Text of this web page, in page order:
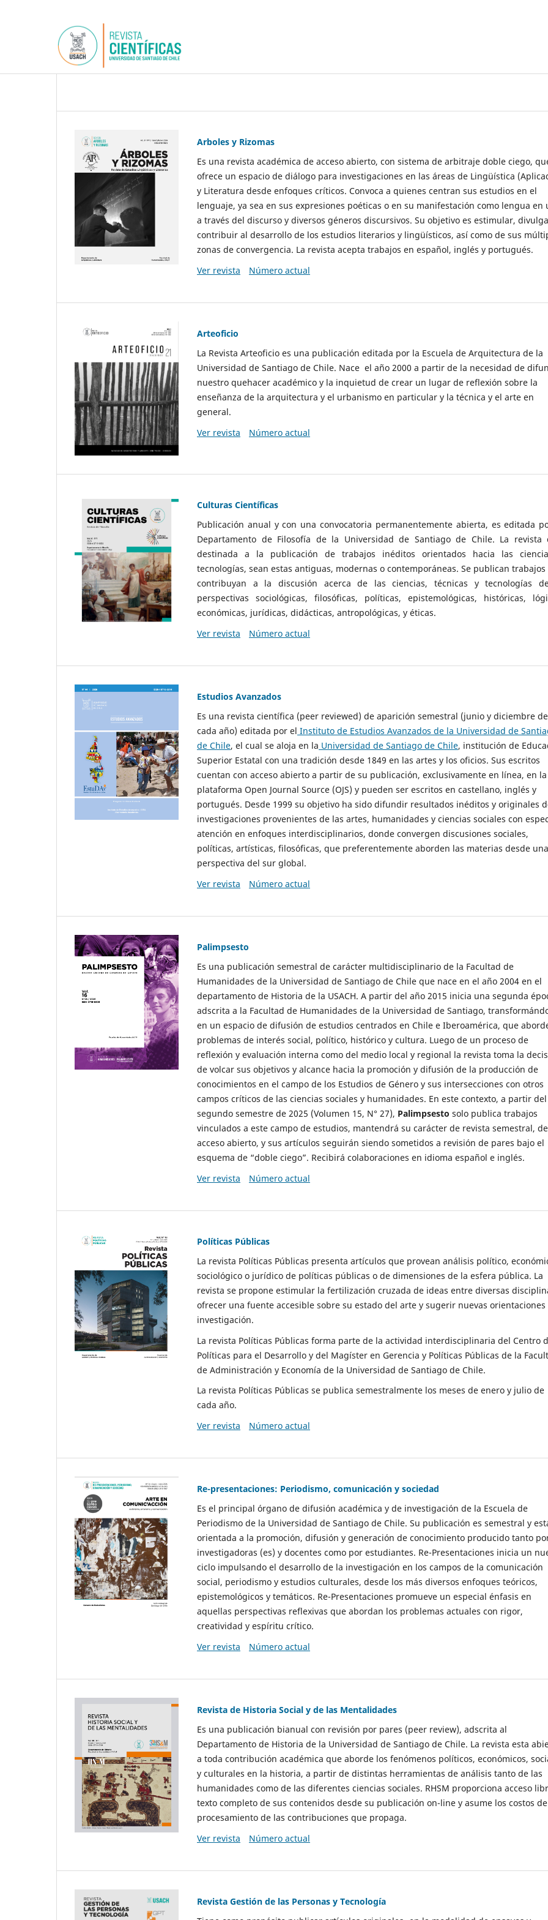
Arboles y Rizomas
Es una revista académica de acceso abierto, con sistema de arbitraje doble ciego,
ofrece un espacio de diálogo para investigaciones en las áreas de Lingüística
y Literatura desde enfoques críticos. Convoca a quienes centran sus estudios en el
lenguaje, ya sea en sus expresiones poéticas o en su manifestación como lengua en
a través del discurso y diversos géneros discursivos. Su objetivo es estimular,
contribuir al desarrollo de los estudios literarios y lingüísticos, así como de sus
zonas de convergencia. La revista acepta trabajos en español, inglés y portugués.
Ver revista
Número actual
Arteoficio
La Revista Arteoficio es una publicación editada por la Escuela de Arquitectura de la
Universidad de Santiago de Chile. Nace el año 2000 a partir de la necesidad de
nuestro quehacer académico y la inquietud de crear un lugar de reflexión sobre la
enseñanza de la arquitectura y el urbanismo en particular y la técnica y el arte en
general.
Ver revista
Número actual
Culturas Científicas
Publicación anual y con una convocatoria permanentemente abierta, es editada
Departamento de Filosofía de la Universidad de Santiago de Chile. La revista
destinada a la publicación de trabajos inéditos orientados hacia las
tecnologías, sean estas antiguas, modernas o contemporáneas. Se publican
contribuyan a la discusión acerca de las ciencias, técnicas y tecnologías
perspectivas sociológicas, filosóficas, políticas, epistemológicas, históricas,
económicas, jurídicas, didácticas, antropológicas, y éticas.
Ver revista
Número actual
Estudios Avanzados
Es una revista científica (peer reviewed) de aparición semestral (junio y diciembre de
cada año) editada por el Instituto de Estudios Avanzados de la Universidad de
de Chile, el cual se aloja en la Universidad de Santiago de Chile, institución de
Superior Estatal con una tradición desde 1849 en las artes y los oficios. Sus escritos
cuentan con acceso abierto a partir de su publicación, exclusivamente en línea, en la
plataforma Open Journal Source (OJS) y pueden ser escritos en castellano, inglés y
portugués. Desde 1999 su objetivo ha sido difundir resultados inéditos y originales
investigaciones provenientes de las artes, humanidades y ciencias sociales con
atención en enfoques interdisciplinarios, donde convergen discusiones sociales,
políticas, artísticas, filosóficas, que preferentemente aborden las materias desde una
perspectiva del sur global.
Ver revista
Número actual
Palimpsesto
Es una publicación semestral de carácter multidisciplinario de la Facultad de
Humanidades de la Universidad de Santiago de Chile que nace en el año 2004 en el
departamento de Historia de la USACH. A partir del año 2015 inicia una segunda
adscrita a la Facultad de Humanidades de la Universidad de Santiago,
en un espacio de difusión de estudios centrados en Chile e Iberoamérica, que
problemas de interés social, político, histórico y cultura. Luego de un proceso de
reflexión y evaluación interna como del medio local y regional la revista toma la
de volcar sus objetivos y alcance hacia la promoción y difusión de la producción de
conocimientos en el campo de los Estudios de Género y sus intersecciones con otros
campos críticos de las ciencias sociales y humanidades. En este contexto, a partir del
segundo semestre de 2025 (Volumen 15, N° 27), Palimpsesto solo publica trabajos
vinculados a este campo de estudios, mantendrá su carácter de revista semestral, de
acceso abierto, y sus artículos seguirán siendo sometidos a revisión de pares bajo el
esquema de “doble ciego”. Recibirá colaboraciones en idioma español e inglés.
Ver revista
Número actual
Políticas Públicas
La revista Políticas Públicas presenta artículos que provean análisis político,
sociológico o jurídico de políticas públicas o de dimensiones de la esfera pública. La
revista se propone estimular la fertilización cruzada de ideas entre diversas
ofrecer una fuente accesible sobre su estado del arte y sugerir nuevas orientaciones
investigación.
La revista Políticas Públicas forma parte de la actividad interdisciplinaria del Centro
Políticas para el Desarrollo y del Magíster en Gerencia y Políticas Públicas de la
de Administración y Economía de la Universidad de Santiago de Chile.
La revista Políticas Públicas se publica semestralmente los meses de enero y julio de
cada año.
Ver revista
Número actual
Re-presentaciones: Periodismo, comunicación y sociedad
Es el principal órgano de difusión académica y de investigación de la Escuela de
Periodismo de la Universidad de Santiago de Chile. Su publicación es semestral y
orientada a la promoción, difusión y generación de conocimiento producido tanto
investigadoras (es) y docentes como por estudiantes. Re-Presentaciones inicia un
ciclo impulsando el desarrollo de la investigación en los campos de la comunicación
social, periodismo y estudios culturales, desde los más diversos enfoques teóricos,
epistemológicos y temáticos. Re-Presentaciones promueve un especial énfasis en
aquellas perspectivas reflexivas que abordan los problemas actuales con rigor,
creatividad y espíritu crítico.
Ver revista
Número actual
Revista de Historia Social y de las Mentalidades
Es una publicación bianual con revisión por pares (peer review), adscrita al
Departamento de Historia de la Universidad de Santiago de Chile. La revista esta
a toda contribución académica que aborde los fenómenos políticos, económicos,
y culturales en la historia, a partir de distintas herramientas de análisis tanto de las
humanidades como de las diferentes ciencias sociales. RHSM proporciona acceso
texto completo de sus contenidos desde su publicación on-line y asume los costos de
procesamiento de las contribuciones que propaga.
Ver revista
Número actual
Revista Gestión de las Personas y Tecnología